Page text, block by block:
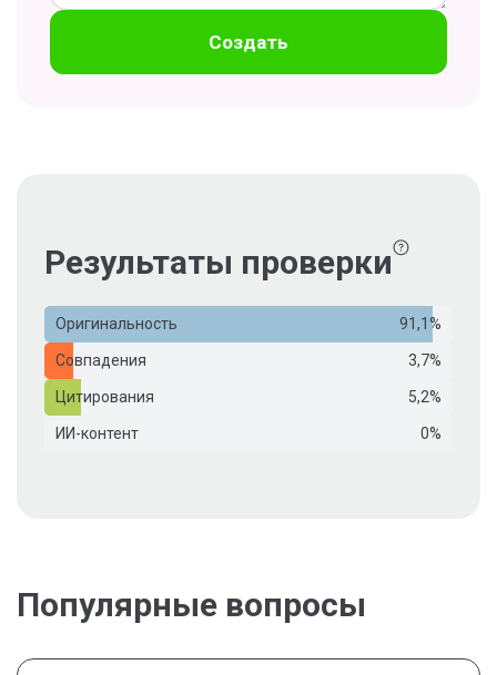
Создать
Результаты проверки
Оригинальность 91,1%
Совпадения 3,7%
Цитирования 5,2%
ИИ-контент 0%
Популярные вопросы